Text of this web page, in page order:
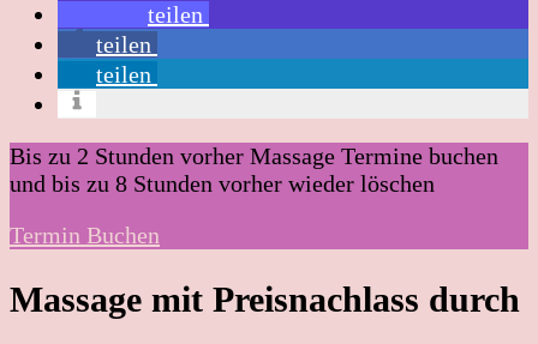
teilen
teilen
teilen
Bis zu 2 Stunden vorher Massage Termine buchen
und bis zu 8 Stunden vorher wieder löschen
Termin Buchen
Massage mit Preisnachlass durch